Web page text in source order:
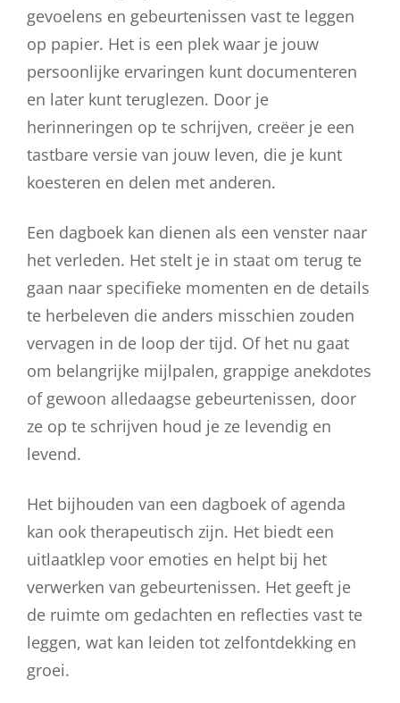
gevoelens en gebeurtenissen vast te leggen
op papier. Het is een plek waar je jouw
persoonlijke ervaringen kunt documenteren
en later kunt teruglezen. Door je
herinneringen op te schrijven, creëer je een
tastbare versie van jouw leven, die je kunt
koesteren en delen met anderen.
Een dagboek kan dienen als een venster naar
het verleden. Het stelt je in staat om terug te
gaan naar specifieke momenten en de details
te herbeleven die anders misschien zouden
vervagen in de loop der tijd. Of het nu gaat
om belangrijke mijlpalen, grappige anekdotes
of gewoon alledaagse gebeurtenissen, door
ze op te schrijven houd je ze levendig en
levend.
Het bijhouden van een dagboek of agenda
kan ook therapeutisch zijn. Het biedt een
uitlaatklep voor emoties en helpt bij het
verwerken van gebeurtenissen. Het geeft je
de ruimte om gedachten en reflecties vast te
leggen, wat kan leiden tot zelfontdekking en
groei.